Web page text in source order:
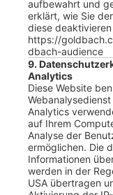
aufbewahrt und
erklärt, wie Sie
diese deaktivieren
https://
dbach-audience
9.
Analytics
Diese Website
Analytics
auf Ihrem
Analyse der
ermöglichen. Die
Informationen
werden in der
USA übertragen